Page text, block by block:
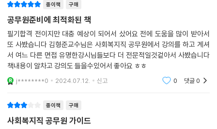
록에 제시하였으며, 실제 면접에 나올 수 있는 모의질문들도 다수 수록하
였습니다.
다섯째, 각 지방자치단체의 어떠한 내용을 중점적으로 해야 하는가, 그리
고 2023년 기준, 지방자치단체별 청렴도, 2024년 기준, 재정자립도와 재
정자주도, 문화관광축제 등 필요한 기초자료를 수록하였습니다.
메가공무원 김형준 교수의 강좌 페이지에서 [2024 사회복지직 공무원 면
종이책 구매
공무원준비에 최적화된 책
필기합격 전이지만 대충 예상이 되어서 샀어요 전에 도움을 많이 받아서
또 사봤습니다 김형준교수님은 사회복지직 공무원에서 강의를 하고 계셔
서 여느 다른 면접 유명한강시님들보다 더 전문적일것겉아서 사봤습니다
책내용이 알차고 강의도 들을수있어서 좋아요 ㅎㅎ
j********0 2024.07.12. 신고 0 댓글0
종이책 구매
사회복지직 공무원 가이드